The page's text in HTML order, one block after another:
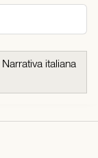
Narrativa italiana